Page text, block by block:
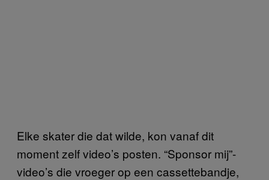
Elke skater die dat wilde, kon vanaf dit
moment zelf video’s posten. “Sponsor mij”-
video’s die vroeger op een cassettebandje,